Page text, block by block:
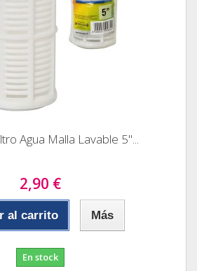
Agua Malla Lavable 5"...
2,90 €
al carrito Más
En stock